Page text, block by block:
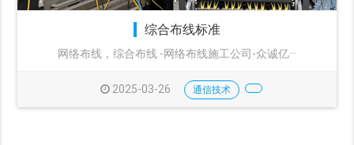
综合布线标准
​网络布线，综合布线 -网络布线施工公司-众诚亿···
2025-03-26 通信技术